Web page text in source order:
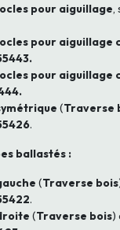
pour aiguillage,
pour aiguillage
pour aiguillage
(Traverse
.
ballastés :
(Traverse bois
.
(Traverse bois)